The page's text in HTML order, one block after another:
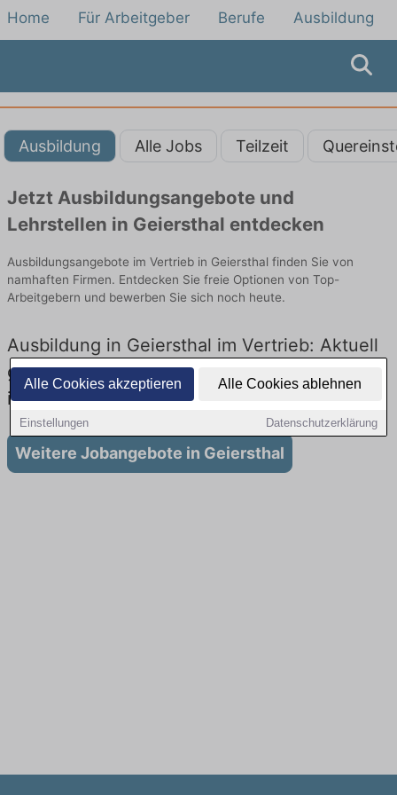
Alle Cookies akzeptieren Alle Cookies ablehnen
Einstellungen Datenschutzerklärung
Home Für Arbeitgeber Berufe Ausbildung
Ausbildung Alle Jobs Teilzeit
Jetzt Ausbildungsangebote und
Lehrstellen in Geiersthal entdecken
Ausbildungsangebote im Vertrieb in Geiersthal finden Sie von
namhaften Firmen. Entdecken Sie freie Optionen von Top-
Arbeitgebern und bewerben Sie sich noch heute.
Ausbildung in Geiersthal im Vertrieb: Aktuell
gibt es keine Stellenangebote für Ausbildung
in Geiersthal
Weitere Jobangebote in Geiersthal